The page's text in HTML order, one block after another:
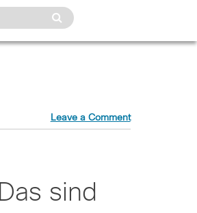
Leave a Comment
sind